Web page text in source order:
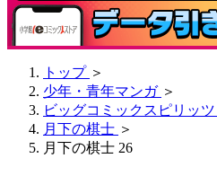
トップ ＞
少年・青年マンガ ＞
ビッグコミックスピリッツ
月下の棋士 ＞
月下の棋士 26